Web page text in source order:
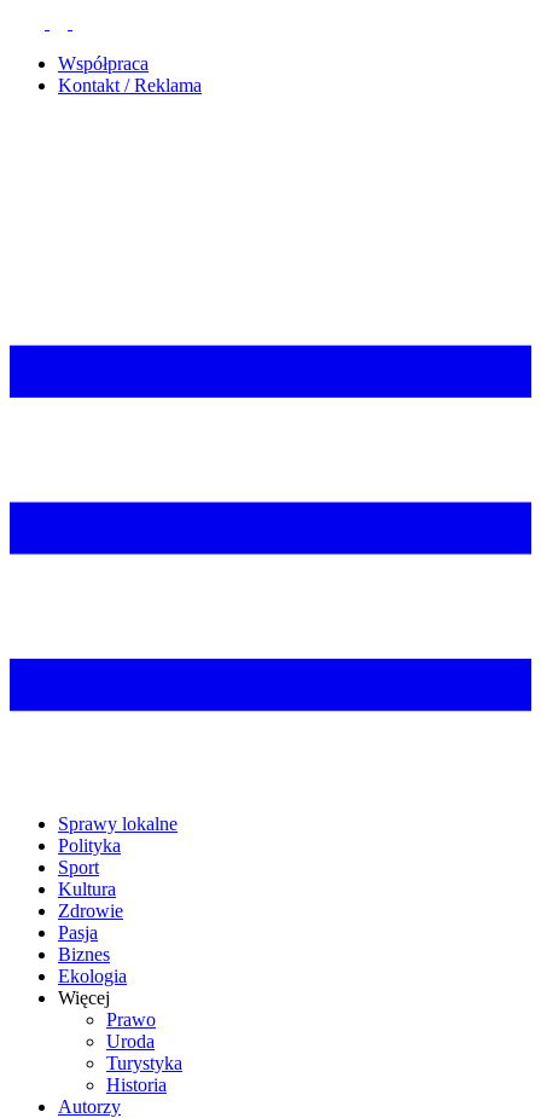
Współpraca
Kontakt / Reklama
Sprawy lokalne
Polityka
Sport
Kultura
Zdrowie
Pasja
Biznes
Ekologia
Więcej
Prawo
Uroda
Turystyka
Historia
Autorzy